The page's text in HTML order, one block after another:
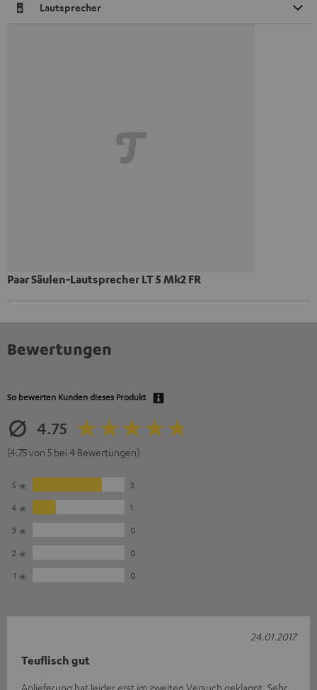
Lautsprecher
Paar Säulen-Lautsprecher LT 5 Mk2 FR
Bewertungen
So bewerten Kunden dieses Produkt
4.75
(4.75 von 5 bei 4 Bewertungen)
5
3
4
1
3
0
2
0
1
0
Teuflisch gut
Anlieferung hat leider erst im zweiten Versuch geklappt. Sehr
24.01.2017